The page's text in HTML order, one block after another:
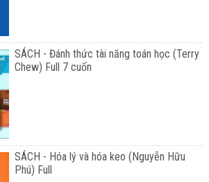
SÁCH - Đánh thức tài năng toán học (Terry
Chew) Full 7 cuốn
SÁCH - Hóa lý và hóa keo (Nguyễn Hữu
Phú) Full